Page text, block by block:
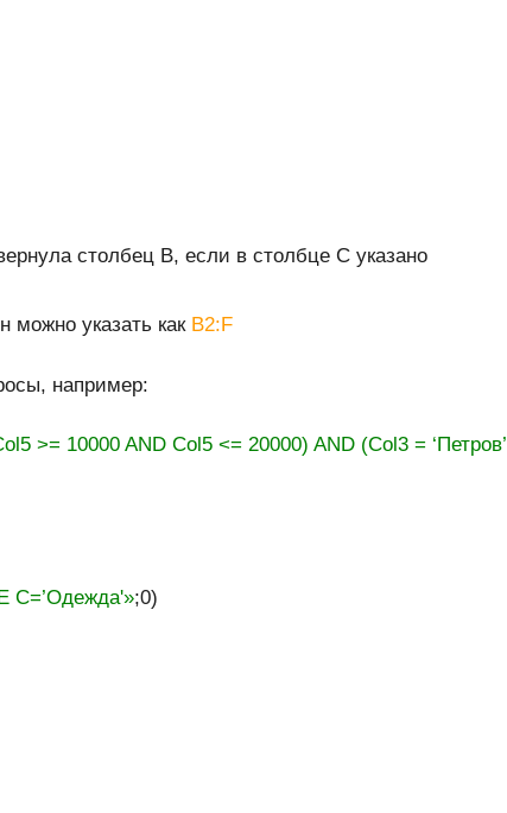
столбец B, если в столбце С указано
можно указать как B2:F
например:
>= 10000 AND Col5 <= 20000) AND (Col3 = ‘Петров’
C=’Одежда'»;0)